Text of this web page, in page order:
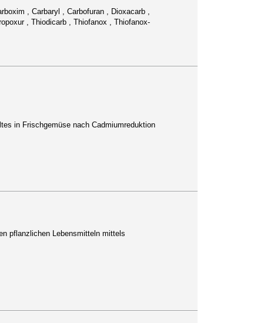
, Carbaryl , Carbofuran , Dioxacarb ,
, Thiodicarb , Thiofanox , Thiofanox-
in Frischgemüse nach Cadmiumreduktion
pflanzlichen Lebensmitteln mittels